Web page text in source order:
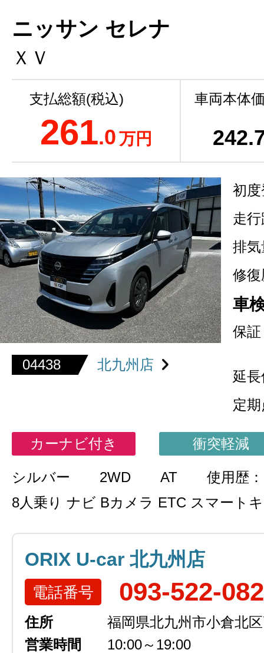
ニッサン セレナ
ＸＶ
支払総額(税込)
261.0万円
車両本体
242
04438 北九州店
初
走
排気
修復
車
保証
延
定
カーナビ付き 衝突軽減
シルバー 2WD AT
使用歴
8人乗り ナビ Bカメラ ETC スマート
ORIX U-car 北九州店
電話番号 093-522-
住所
福岡県北九州市小倉北
営業時間
10:00～19:00